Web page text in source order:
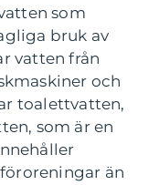
som
bruk av
vatten från
och
toalettvatten,
som är en
än